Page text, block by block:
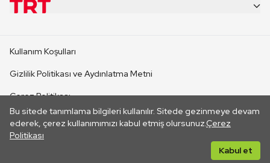
Bu sitede tanımlama bilgileri kullanılır. Sitede gezinmeye devam
ederek, çerez kullanımımızı kabul etmiş olursunuz.Çerez
Politikası
Kabul et
CANLI YAYINLAR
Kullanım Koşulları
Gizlilik Politikası ve Aydınlatma Metni
Çerez Politikası
İletişim
Her hakkı saklıdır. ©2026 TRT. Bağlantı yoluyla gidilen dış